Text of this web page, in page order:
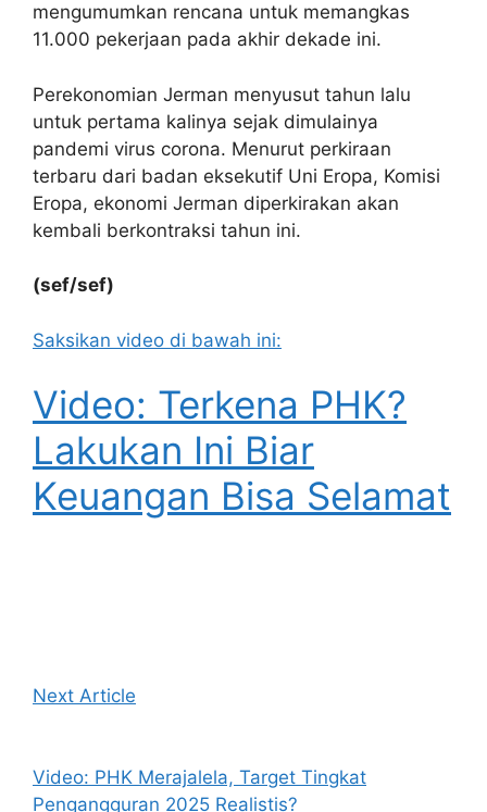
mengumumkan rencana untuk memangkas
11.000 pekerjaan pada akhir dekade ini.
Perekonomian Jerman menyusut tahun lalu
untuk pertama kalinya sejak dimulainya
pandemi virus corona. Menurut perkiraan
terbaru dari badan eksekutif Uni Eropa, Komisi
Eropa, ekonomi Jerman diperkirakan akan
kembali berkontraksi tahun ini.
(sef/sef)
Saksikan video di bawah ini:
Video: Terkena PHK?
Lakukan Ini Biar
Keuangan Bisa Selamat
Next Article
Video: PHK Merajalela, Target Tingkat
Pengangguran 2025 Realistis?